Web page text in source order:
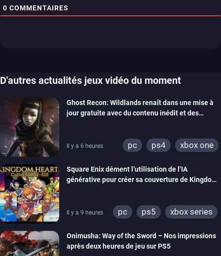
0 COMMENTAIRES
D'autres actualités jeux vidéo du moment
Ghost Recon: Wildlands renaît dans une mise à
jour gratuite avec du contenu inédit et des
Il y a 6 heures pc ps4 xbox one
Square Enix dément l’utilisation de l’IA
générative pour créer sa couverture de Kingdom
Il y a 9 heures pc ps5
xbox series
Onimusha: Way of the Sword – Nos impressions
après deux heures de jeu sur PS5